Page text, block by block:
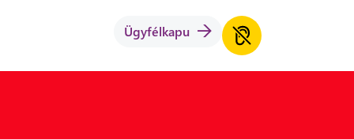
Ügyfélkapu